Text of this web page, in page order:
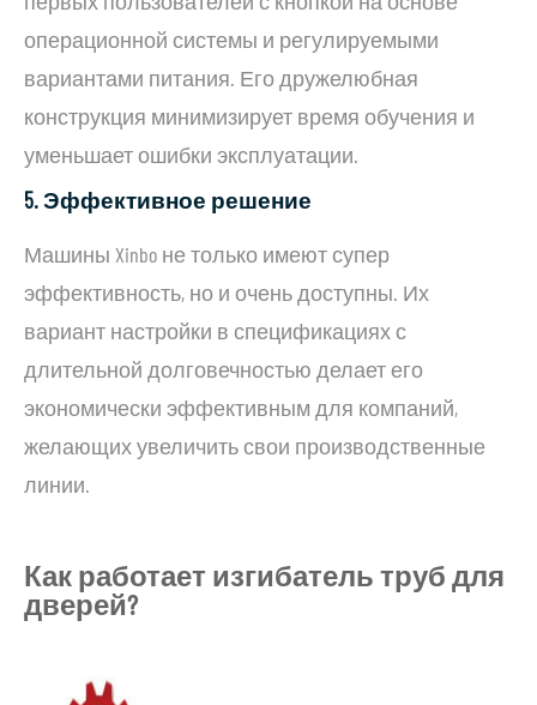
операционной системы и регулируемыми
вариантами питания. Его дружелюбная
конструкция минимизирует время обучения и
уменьшает ошибки эксплуатации.
5. Эффективное решение
Машины Xinbo не только имеют супер
эффективность, но и очень доступны. Их
вариант настройки в спецификациях с
длительной долговечностью делает его
экономически эффективным для компаний,
желающих увеличить свои производственные
линии.
Как работает изгибатель труб для
дверей?